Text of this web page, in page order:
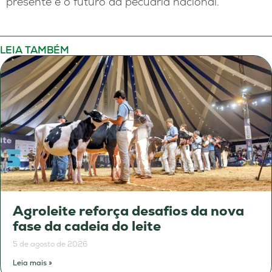
LEIA TAMBÉM
Agroleite reforça desafios da nova
fase da cadeia do leite
5 de agosto de 2026
Leia mais »